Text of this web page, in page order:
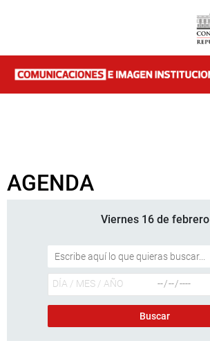
AGENDA
Viernes 16 de febrero